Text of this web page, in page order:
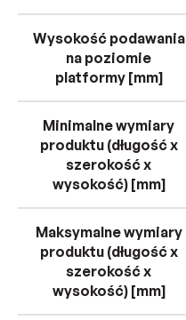
Wysokość podawania
na poziomie
platformy [mm]
Minimalne wymiary
produktu (długość x
szerokość x
wysokość) [mm]
Maksymalne wymiary
produktu (długość x
szerokość x
wysokość) [mm]